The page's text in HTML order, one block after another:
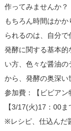
作ってみませんか？
もちろん時間はか
られるのは、自分で
発酵に関する基本
い方、色々な醤油
から、発酵の奥深い
参加費：【ビビア
【3/17(火)17：00ま
※レシピ、仕込んだ